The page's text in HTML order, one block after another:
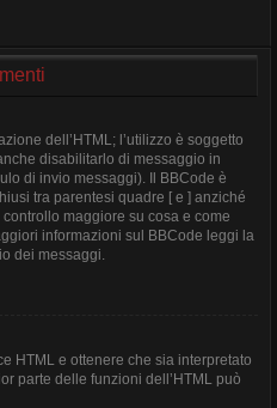
dell’HTML; l’utilizzo è soggetto
disabilitarlo di messaggio in
di invio messaggi). Il BBCode è
tra parentesi quadre [ e ] anziché
maggiore su cosa e come
informazioni sul BBCode leggi la
dei messaggi.
HTML e ottenere che sia interpretato
parte delle funzioni dell’HTML può